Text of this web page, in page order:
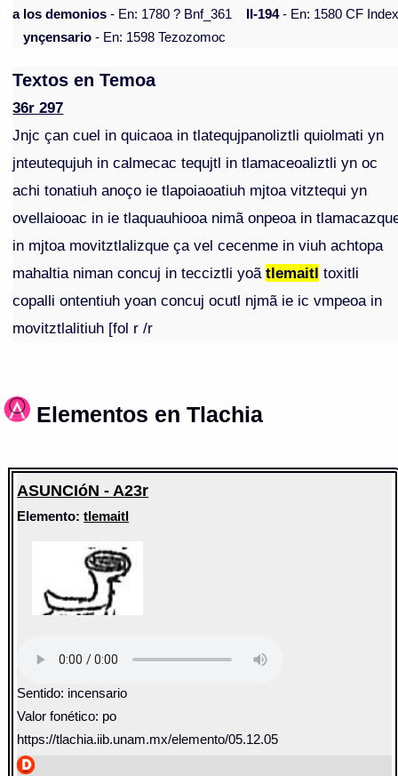
a los demonios - En: 1780 ? Bnf_361 II-194- En: 1580 CF
ynçensario - En: 1598 Tezozomoc
Textos en Temoa
36r 297
Jnjc çan cuel in quicaoa in tlatequjpanoliztli quiolmati yn
jnteutequjuh in calmecac tequjtl in tlamaceoaliztli yn oc
achi tonatiuh anoço ie tlapoiaoatiuh mjtoa vitztequi yn
ovellaiooac in ie tlaquauhiooa nimã onpeoa in
in mjtoa movitztlalizque ça vel cecenme in viuh achtopa
mahaltia niman concuj in tecciztli yoãtlemaitl toxitli
copalli ontentiuh yoan concuj ocutl njmã ie ic vmpeoa in
movitztlalitiuh [fol r /r
Elementos en Tlachia
ASUNCIóN - A23r
Elemento:tlemaitl
Sentido: incensario
Valor fonético: po
https://tlachia.iib.unam.mx/elemento/05.12.05